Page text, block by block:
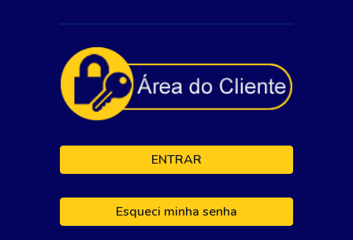
ENTRAR
Esqueci minha senha